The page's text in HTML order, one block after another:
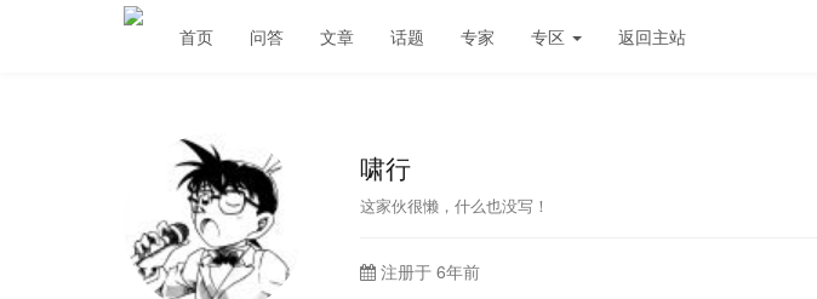
首页 问答 文章 话题 专家 专区 返回主站
啸行
这家伙很懒，什么也没写！
注册于 6年前